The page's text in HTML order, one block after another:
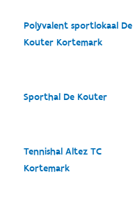
Polyvalent sportlokaal De
Kouter Kortemark
Sporthal De Kouter
Tennishal Altez TC
Kortemark